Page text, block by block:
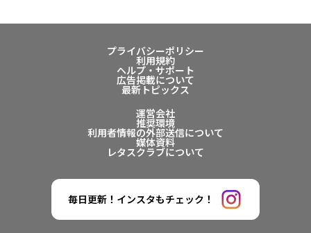
プライバシーポリシー
利用規約
ヘルプ・サポート
広告掲載について
最新トピックス
運営会社
推奨環境
利用者情報の外部送信について
媒体資料
レタスクラブについて
毎日更新！インスタもチェック！